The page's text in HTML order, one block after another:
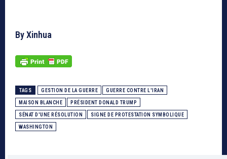
By Xinhua
TAGS GESTION DE LA GUERRE GUERRE CONTRE L'IRAN
MAISON BLANCHE PRÉSIDENT DONALD TRUMP
SÉNAT D'UNE RÉSOLUTION SIGNE DE PROTESTATION SYMBOLIQUE
WASHINGTON